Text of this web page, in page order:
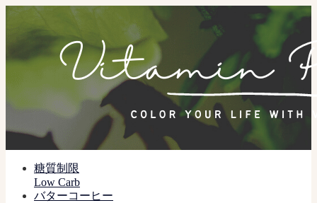
糖質制限
Low Carb
バターコーヒー